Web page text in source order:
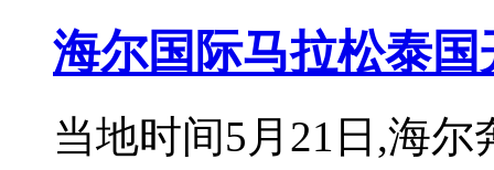
海尔国际马拉松泰国
当地时间5月21日,海